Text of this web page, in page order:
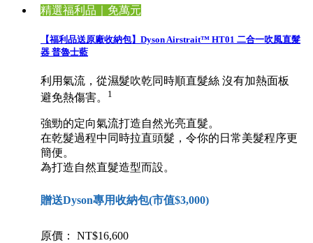
精選福利品｜免萬元
【福利品送原廠收納包】Dyson Airstrait™ HT01 二合一吹風直髮
器 普魯士藍
利用氣流，從濕髮吹乾同時順直髮絲 沒有加熱面板
避免熱傷害。
1
強勁的定向氣流打造自然光亮直髮。
在乾髮過程中同時拉直頭髮，令你的日常美髮程序更
簡便。
為打造自然直髮造型而設。
贈送Dyson專用收納包(市值$3,000)
原價： NT$16,600